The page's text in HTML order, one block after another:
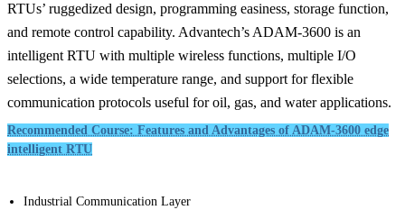
RTUs’ ruggedized design, programming easiness, storage function,
and remote control capability. Advantech’s ADAM-3600 is an
intelligent RTU with multiple wireless functions, multiple I/O
selections, a wide temperature range, and support for flexible
communication protocols useful for oil, gas, and water applications.
Recommended Course: Features and Advantages of ADAM-3600 edge
intelligent RTU
Industrial Communication Layer